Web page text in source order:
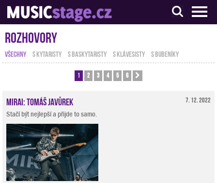
S muzikanty pro muzikanty
Rozhovory
VŠECHNY S KYTARISTY S BASKYTARISTY S KLÁVESISTY S BUBENÍKY
1 2 3 4 5 6
7. 12. 2022
Mirai: Tomáš Javůrek
Stačí být nejlepší a přijde to samo.